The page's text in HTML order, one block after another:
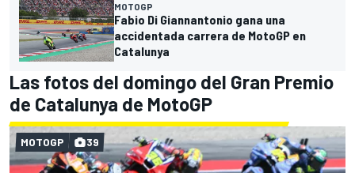
MOTOGP
Fabio Di Giannantonio gana una
accidentada carrera de MotoGP en
Catalunya
Las fotos del domingo del Gran Premio
de Catalunya de MotoGP
MOTOGP 39